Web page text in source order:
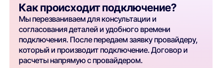
Как происходит подключение?
Мы перезваниваем для консультации и
согласования деталей и удобного времени
подключения. После передаем заявку провайдеру,
который и производит подключение. Договор и
расчеты напрямую с провайдером.